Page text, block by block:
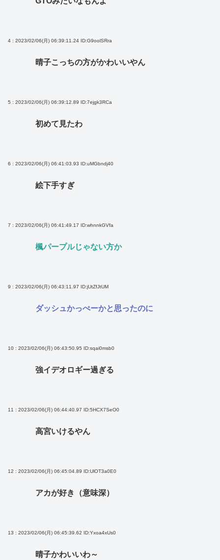
4 : 2023/02/06(月) 06:39:11.24 ID:G9oolSRra
晴子こっちの方がかわいいやん
5 : 2023/02/06(月) 06:39:12.89 ID:7ejgk3RCa
初めて見たわ
6 : 2023/02/06(月) 06:41:03.93 ID:uMGbndj40
絵下手すぎ
7 : 2023/02/06(月) 06:41:49.17 ID:whnnkGVfa
楓パープルじゃない方か
9 : 2023/02/06(月) 06:43:11.97 ID:jUtZfJtUM
ダッシュかっぺーかと思ったのに
10 : 2023/02/06(月) 06:43:50.95 ID:sqai0msb0
強イデオロギー過ぎる
11 : 2023/02/06(月) 06:44:40.97 ID:5HCX7SeO0
高宮いけるやん
12 : 2023/02/06(月) 06:45:04.89 ID:UlOT3a0E0
アカが好き（意味深）
13 : 2023/02/06(月) 06:45:39.62 ID:Yxoa4xUs0
晴子かわいいわ～